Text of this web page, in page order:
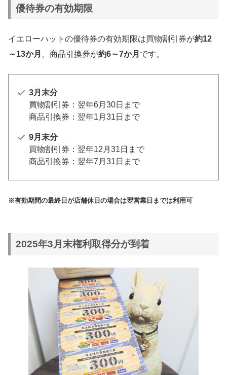
優待券の有効期限
イエローハットの優待券の有効期限は買物割引券が約12
～13か月
、商品引換券が約6～7か月 です。
3月末分
買物割引券：翌年6月30日まで
商品引換券：翌年1月31日まで
9月末分
買物割引券：翌年12月31日まで
商品引換券：翌年7月31日まで
※有効期間の最終日が店舗休日の場合は翌営業日までは利用可
2025年3月末権利取得分が到着